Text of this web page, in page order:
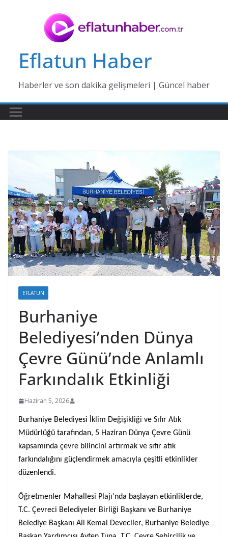
Eflatun Haber
Haberler ve son dakika gelişmeleri | Güncel haber
EFLATUN
Burhaniye
Belediyesi’nden Dünya
Çevre Günü’nde Anlamlı
Farkındalık Etkinliği
Haziran 5, 2026
Burhaniye Belediyesi İklim Değişikliği ve Sıfır Atık
Müdürlüğü tarafından, 5 Haziran Dünya Çevre Günü
kapsamında çevre bilincini artırmak ve sıfır atık
farkındalığını güçlendirmek amacıyla çeşitli etkinlikler
düzenlendi.
Öğretmenler Mahallesi Plajı’nda başlayan etkinliklerde,
T.C. Çevreci Belediyeler Birliği Başkanı ve Burhaniye
Belediye Başkanı Ali Kemal Deveciler, Burhaniye Belediye